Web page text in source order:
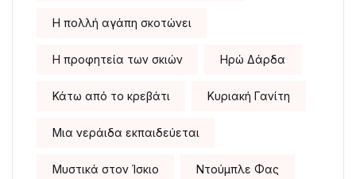
Η πολλή αγάπη σκοτώνει
Η προφητεία των σκιών Ηρώ Δάρδα
Κάτω από το κρεβάτι Κυριακή Γανίτη
Μια νεράιδα εκπαιδεύεται
Μυστικά στον Ίσκιο Ντούμπλε Φας